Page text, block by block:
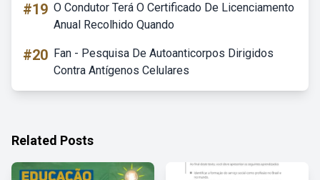
#19 O Condutor Terá O Certificado De Licenciamento
Anual Recolhido Quando
#20 Fan - Pesquisa De Autoanticorpos Dirigidos
Contra Antígenos Celulares
Related Posts